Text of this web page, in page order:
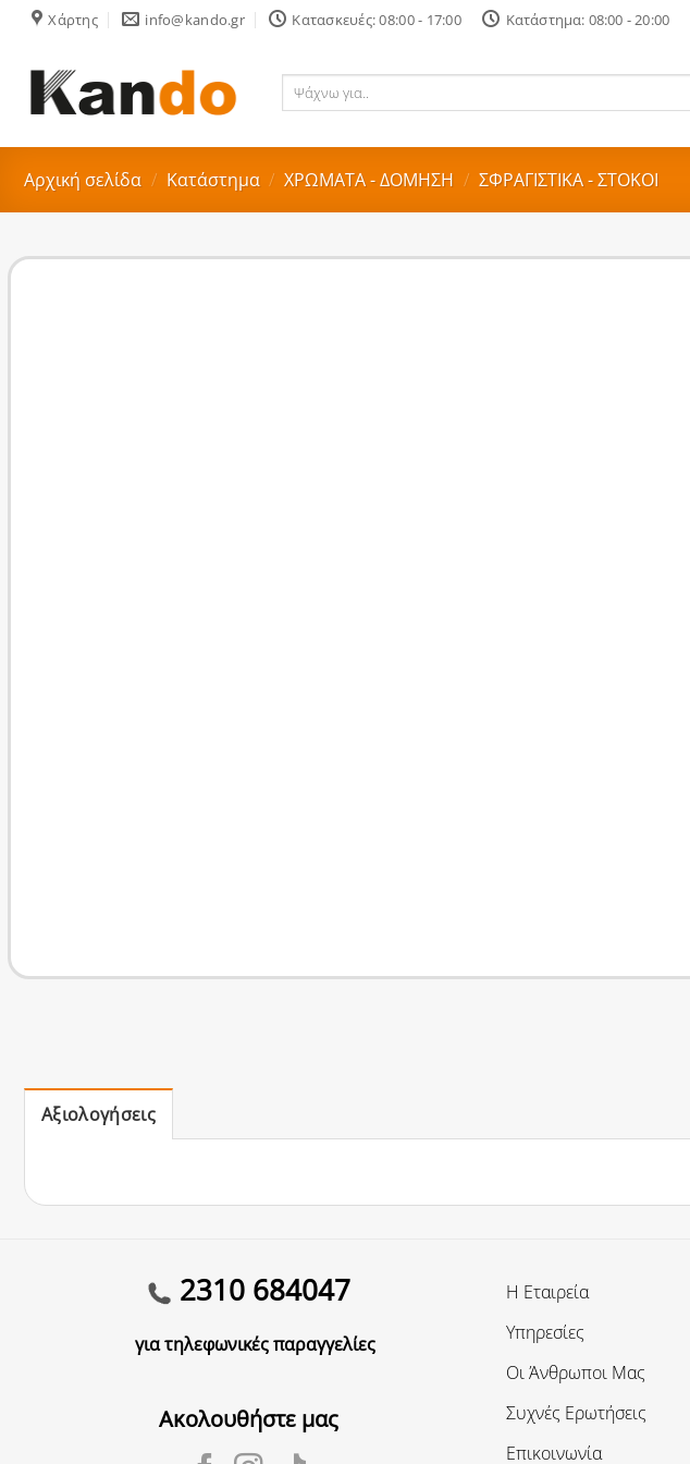
Skip
content
Χάρτης info@kando.gr Κατασκευές: 08:00 - 17:00 Κατάστημα: 08:00 - 20:00
Ψάχνω
Αρχική σελίδα / Κατάστημα / ΧΡΩΜΑΤΑ - ΔΟΜΗΣΗ / ΣΦΡΑΓΙΣΤΙΚΑ - ΣΤΟΚΟΙ
Αξιολογήσεις
2310 684047
για τηλεφωνικές παραγγελίες
Ακολουθήστε μας
Η Εταιρεία
Υπηρεσίες
Οι Άνθρωποι Μας
Συχνές Ερωτήσεις
Επικοινωνία